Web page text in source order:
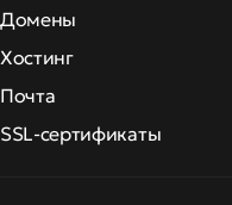
Домены
Хостинг
Почта
SSL-сертификаты